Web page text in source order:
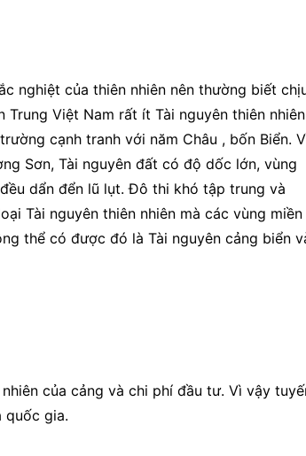
nghiệt của thiên nhiên nên thường biết
Việt Nam rất ít Tài nguyên thiên nhiên
cạnh tranh với năm Châu , bốn Biển.
Sơn, Tài nguyên đất có độ dốc lớn, vùng
dẩn đển lũ lụt. Đô thi khó tập trung và
Tài nguyên thiên nhiên mà các vùng miền
thể có được đó là Tài nguyên cảng biển
của cảng và chi phí đầu tư. Vì vậy
quốc gia.